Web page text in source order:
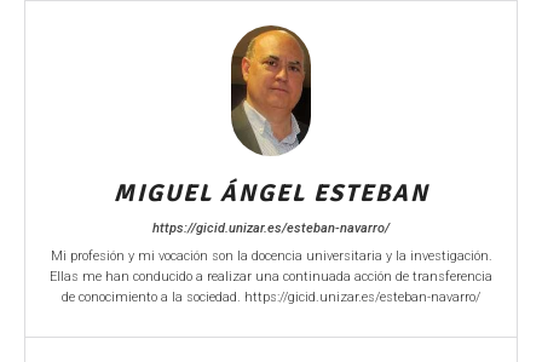
MIGUEL ÁNGEL ESTEBAN
https://gicid.unizar.es/esteban-navarro/
Mi profesión y mi vocación son la docencia universitaria y la investigación.
Ellas me han conducido a realizar una continuada acción de transferencia
de conocimiento a la sociedad. https://gicid.unizar.es/esteban-navarro/